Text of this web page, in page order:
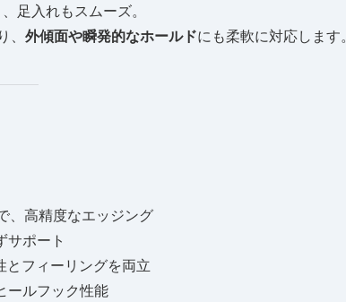
足入れもスムーズ。
外傾面や瞬発的なホールドにも柔軟に対応します。
、高精度なエッジング
サポート
とフィーリングを両立
ールフック性能